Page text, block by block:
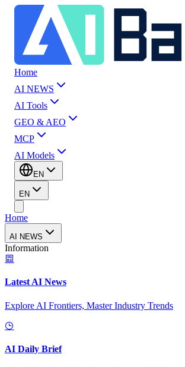
Home
AI NEWS
AI Tools
GEO & AEO
MCP
AI Models
EN
EN
Home
AI NEWS
Information
Latest AI News
Explore AI Frontiers, Master Industry Trends
AI Daily Brief